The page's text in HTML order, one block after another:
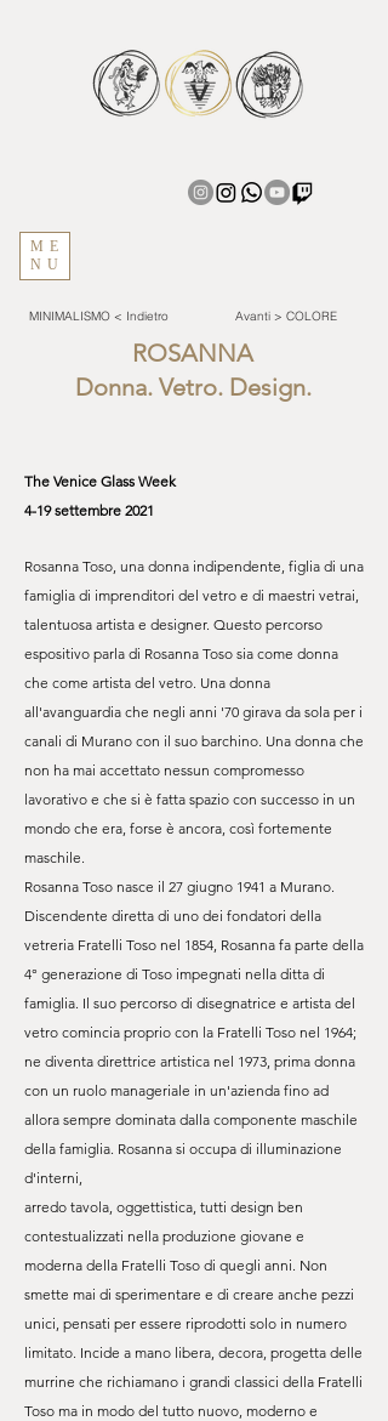
ME
NU
MINIMALISMO < Indietro Avanti > COLORE
ROSANNA
Donna. Vetro. Design.
The Venice Glass Week
4-19 settembre 2021
Rosanna Toso, una donna indipendente, figlia di una
famiglia di imprenditori del vetro e di maestri vetrai,
talentuosa artista e designer. Questo percorso
espositivo parla di Rosanna Toso sia come donna
che come artista del vetro. Una donna
all'avanguardia che negli anni '70 girava da sola per i
canali di Murano con il suo barchino. Una donna che
non ha mai accettato nessun compromesso
lavorativo e che si è fatta spazio con successo in un
mondo che era, forse è ancora, così fortemente
maschile.
Rosanna Toso nasce il 27 giugno 1941 a Murano.
Discendente diretta di uno dei fondatori della
vetreria Fratelli Toso nel 1854, Rosanna fa parte della
4° generazione di Toso impegnati nella ditta di
famiglia. Il suo percorso di disegnatrice e artista del
vetro comincia proprio con la Fratelli Toso nel 1964;
ne diventa direttrice artistica nel 1973, prima donna
con un ruolo manageriale in un'azienda fino ad
allora sempre dominata dalla componente maschile
della famiglia. Rosanna si occupa di illuminazione
d'interni,
arredo tavola, oggettistica, tutti design ben
contestualizzati nella produzione giovane e
moderna della Fratelli Toso di quegli anni. Non
smette mai di sperimentare e di creare anche pezzi
unici, pensati per essere riprodotti solo in numero
limitato. Incide a mano libera, decora, progetta delle
murrine che richiamano i grandi classici della Fratelli
Toso ma in modo del tutto nuovo, moderno e